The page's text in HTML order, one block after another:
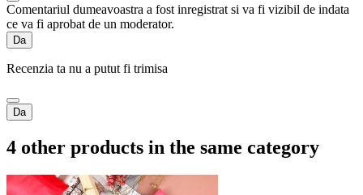
Comentariul dumeavoastra a fost inregistrat si va fi vizibil de indata
ce va fi aprobat de un moderator.
Da
Recenzia ta nu a putut fi trimisa
Da
4 other products in the same category